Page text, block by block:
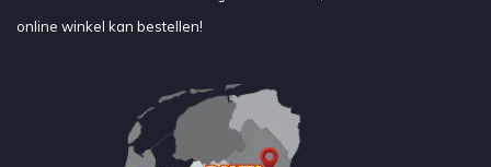
online winkel kan bestellen!